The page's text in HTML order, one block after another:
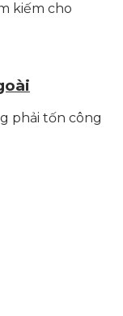
kiếm cho
phải tốn công